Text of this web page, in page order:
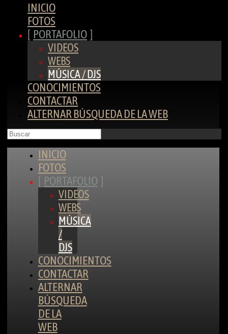
INICIO
FOTOS
PORTAFOLIO
VIDEOS
WEBS
MÚSICA / DJS
CONOCIMIENTOS
CONTACTAR
ALTERNAR BÚSQUEDA DE LA WEB
INICIO
FOTOS
PORTAFOLIO
VIDEOS
WEBS
MÚSICA
/
DJS
CONOCIMIENTOS
CONTACTAR
ALTERNAR
BÚSQUEDA
DE LA
WEB